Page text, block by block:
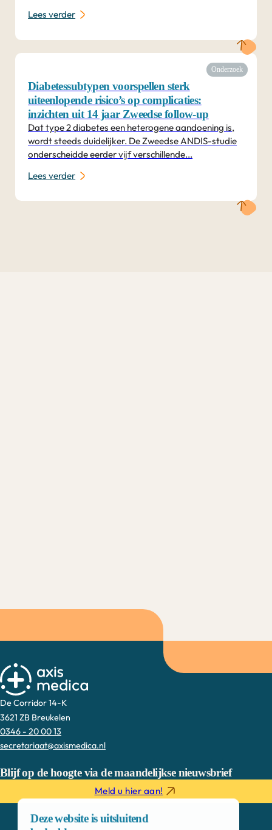
Lees verder
Onderzoek
Diabetes­subtypen voorspellen sterk
uiteenlopende risico’s op complicaties:
inzichten uit 14 jaar Zweedse follow-up
Dat type 2 diabetes een heterogene aandoening is,
wordt steeds duidelijker. De Zweedse ANDIS-studie
onderscheidde eerder vijf verschillende...
Lees verder
De Corridor 14-K
3621 ZB Breukelen
0346 - 20 00 13
secretariaat@axismedica.nl
Blijf op de hoogte via de maandelijkse nieuwsbrief
Meld u hier aan!
Deze website is uitsluitend